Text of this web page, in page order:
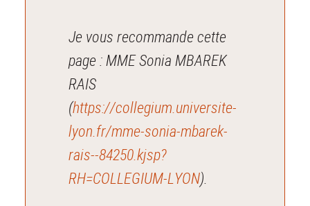
Je vous recommande cette
page : MME Sonia MBAREK
RAIS
(https://collegium.universite-
lyon.fr/mme-sonia-mbarek-
rais--84250.kjsp?
RH=COLLEGIUM-LYON).